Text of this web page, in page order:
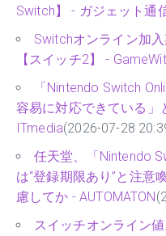
Switch】 - ガジェット通
Switchオンライン加
【スイッチ2】 -
「Nintendo Switch
容易に対応できている」
ITmedia(2026-07-28
任天堂、「Nintendo
は“登録期限あり”と注意
慮してか - AUTOMATON
スイッチオンライン